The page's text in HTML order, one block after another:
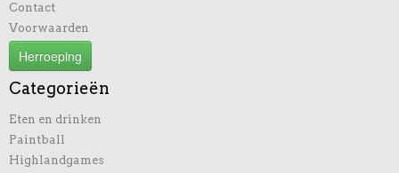
Contact
Voorwaarden
Herroeping
Categorieën
Eten en drinken
Paintball
Highlandgames